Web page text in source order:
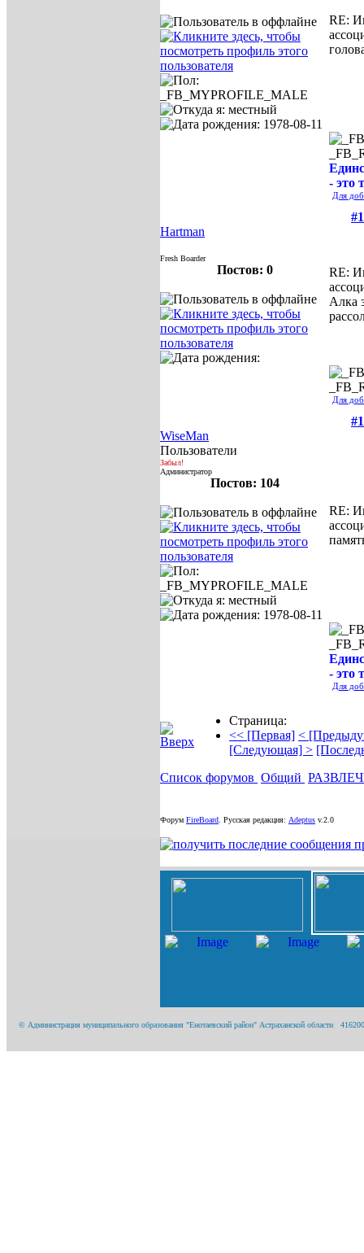
RE:
- это
Для
Hartman
Fresh Boarder
Постов: 0
RE:
Алка
Для
WiseMan
Пользователи
Забыл!
Администратор
Постов: 104
RE:
- это
Для
Страница:
<< [Первая] <
[Следующая] >
Список форумов Общий
Форум FireBoard Русская редакция: Adeptus v.2.0
© Администрация муниципального образования "Енотаевский район" Астраханской области